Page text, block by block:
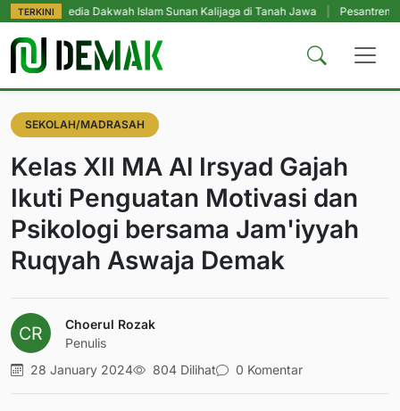
TERKINIDakwah Islam Sunan Kalijaga di Tanah Jawa | Pesantren Tetap
SEKOLAH/MADRASAH
Kelas XII MA Al Irsyad Gajah
Ikuti Penguatan Motivasi dan
Psikologi bersama Jam'iyyah
Ruqyah Aswaja Demak
Choerul Rozak
Penulis
28 January 2024
804 Dilihat 0 Komentar